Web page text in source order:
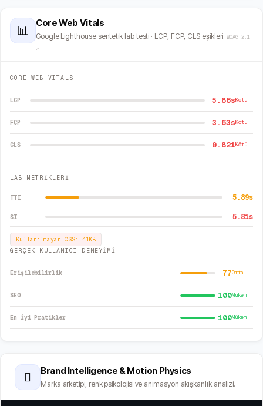
📊
Core Web Vitals
Google Lighthouse sentetik lab testi · LCP, FCP, CLS eşikleri. WCAG 2.1
↗
CORE WEB VITALS
LCP 5.86sKötü
FCP 3.63sKötü
CLS 0.821Kötü
LAB METRİKLERİ
TTI 5.89s
SI 5.81s
Kullanılmayan CSS: 41KB
GERÇEK KULLANICI DENEYİMİ
Erişilebilirlik 77Orta
SEO 100Mükem.
En İyi Pratikler 100Mükem.
🫆 Brand Intelligence & Motion Physics
Marka arketipi, renk psikolojisi ve animasyon akışkanlık analizi.